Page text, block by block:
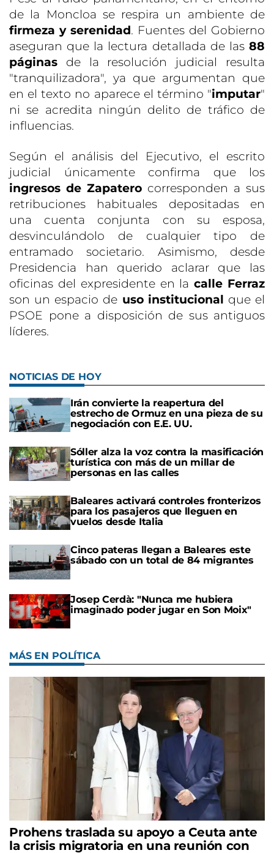
de la Moncloa se respira un ambiente de
firmeza y serenidad. Fuentes del Gobierno
aseguran que la lectura detallada de las 88
páginas de la resolución judicial resulta
"tranquilizadora", ya que argumentan que
en el texto no aparece el término "imputar"
ni se acredita ningún delito de tráfico de
influencias.
Según el análisis del Ejecutivo, el escrito
judicial únicamente confirma que los
ingresos de Zapatero corresponden a sus
retribuciones habituales depositadas en
una cuenta conjunta con su esposa,
desvinculándolo de cualquier tipo de
entramado societario. Asimismo, desde
Presidencia han querido aclarar que las
oficinas del expresidente en lacalle Ferraz
son un espacio de uso institucional que el
PSOE pone a disposición de sus antiguos
líderes.
NOTICIAS DE HOY
Irán convierte la reapertura del
estrecho de Ormuz en una pieza de su
negociación con E.E. UU.
Sóller alza la voz contra la masificación
turística con más de un millar de
personas en las calles
Baleares activará controles fronterizos
para los pasajeros que lleguen en
vuelos desde Italia
Cinco pateras llegan a Baleares este
sábado con un total de 84 migrantes
Josep Cerdà: "Nunca me hubiera
imaginado poder jugar en Son Moix"
MÁS EN POLÍTICA
Prohens traslada su apoyo a Ceuta ante
la crisis migratoria en una reunión con